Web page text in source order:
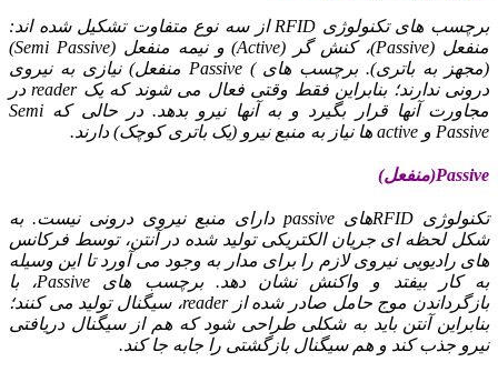
برچسب های تکنولوژی RFID از سه نوع متفاوت تشکیل شده اند:
منفعل (Passive)، کنش گر (Active) و نیمه منفعل (Semi Passive)
(مجهز به باتری). برچسب های ) Passive منفعل) نیازی به نیروی
درونی ندارند؛ بنابراین فقط وقتی فعال می شوند که یک reader در
مجاورت آنها قرار بگیرد و به آنها نیرو بدهد. در حالی که Semi
Passive و active ها نیاز به منبع نیرو (یک باتری کوچک) دارند.
Passive(منفعل)
تکنولوژی RFIDهای passive دارای منبع نیروی درونی نیست. به
شکل لحظه ای جریان الکتریکی تولید شده در آنتن، توسط فرکانس
های رادیویی نیروی لازم را برای مدار به وجود می آورد تا این وسیله
به کار بیفتد و واکنش نشان دهد. برچسب های Passive، با
بازگرداندن موج حامل صادر شده از reader، سیگنال تولید می کنند؛
بنابراین آنتن باید به شکلی طراحی شود که هم از سیگنال دریافتی
نیرو جذب کند و هم سیگنال بازگشتی را جابه جا کند.